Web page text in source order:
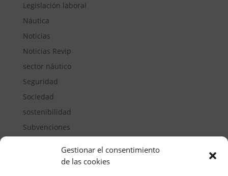
Gestionar el consentimiento
de las cookies
Legislación laboral
Náutica
Noticias
Noticias Revip
sector náutico
Seguridad
Sociedad
sostenibilidad
Subvenciones